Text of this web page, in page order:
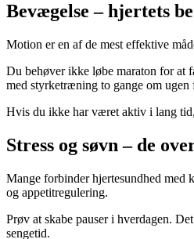
Bevægelse – hjertets
Motion er en af de mest effektive
Du behøver ikke løbe maraton for at
med styrketræning to gange om ugen
Hvis du ikke har været aktiv i lang
Stress og søvn – de
Mange forbinder hjertesundhed med
og appetitregulering.
Prøv at skabe pauser i hverdagen.
sengetid.